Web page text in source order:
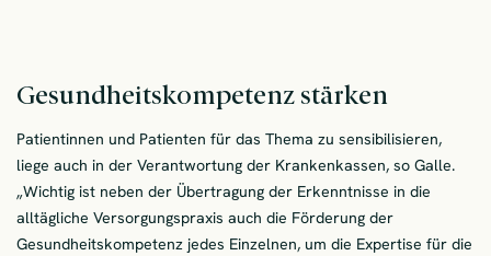
Gesundheitskompetenz stärken
Patientinnen und Patienten für das Thema zu sensibilisieren,
liege auch in der Verantwortung der Krankenkassen, so Galle.
„Wichtig ist neben der Übertragung der Erkenntnisse in die
alltägliche Versorgungspraxis auch die Förderung der
Gesundheitskompetenz jedes Einzelnen, um die Expertise für die